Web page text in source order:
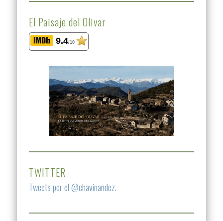
El Paisaje del Olivar
9.4/10
TWITTER
Tweets por el @chavinandez.